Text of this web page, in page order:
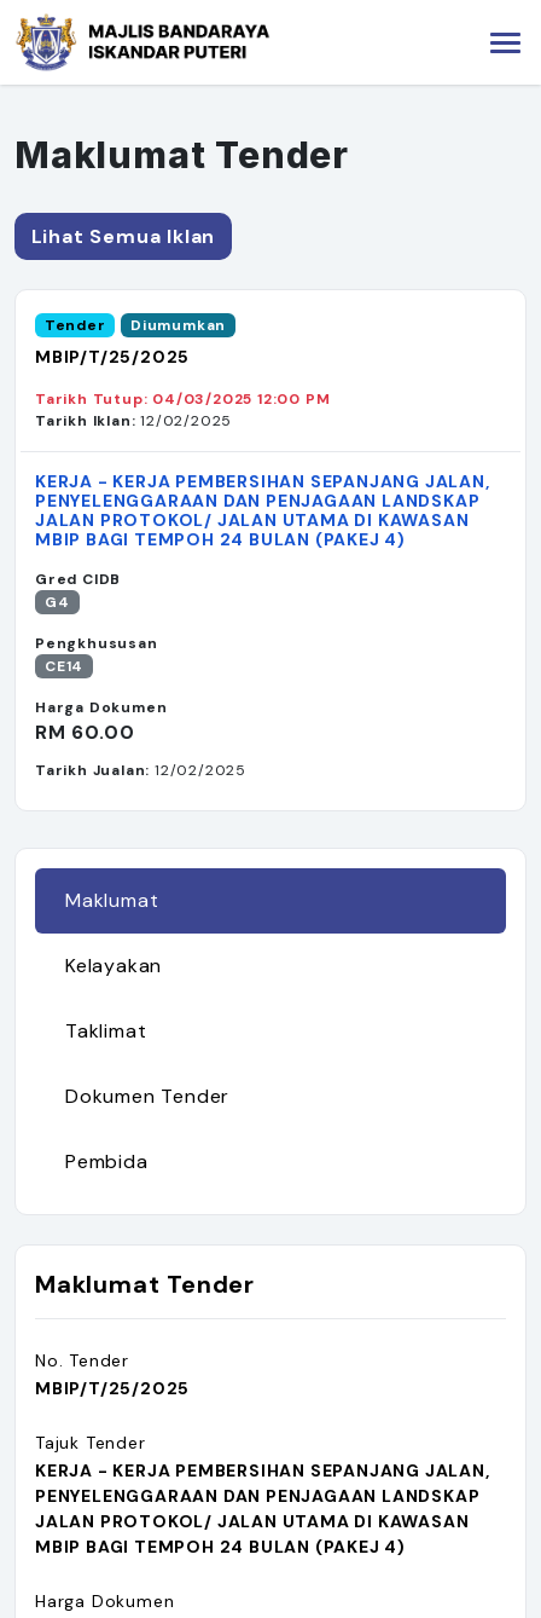
Maklumat Tender
Lihat Semua Iklan
Tender Diumumkan
MBIP/T/25/2025
Tarikh Tutup: 04/03/2025 12:00 PM
Tarikh Iklan: 12/02/2025
KERJA - KERJA PEMBERSIHAN SEPANJANG JALAN,
PENYELENGGARAAN DAN PENJAGAAN LANDSKAP
JALAN PROTOKOL/ JALAN UTAMA DI KAWASAN
MBIP BAGI TEMPOH 24 BULAN (PAKEJ 4)
Gred CIDB
G4
Pengkhususan
CE14
Harga Dokumen
RM 60.00
Tarikh Jualan: 12/02/2025
Maklumat
Kelayakan
Taklimat
Dokumen Tender
Pembida
Maklumat Tender
No. Tender
MBIP/T/25/2025
Tajuk Tender
KERJA - KERJA PEMBERSIHAN SEPANJANG JALAN,
PENYELENGGARAAN DAN PENJAGAAN LANDSKAP
JALAN PROTOKOL/ JALAN UTAMA DI KAWASAN
MBIP BAGI TEMPOH 24 BULAN (PAKEJ 4)
Harga Dokumen